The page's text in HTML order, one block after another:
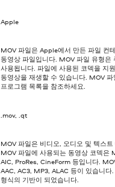
Apple
MOV 파일은 Apple에서 만든 파일 컨
동영상 파일입니다. MOV 파일 유형
사용됩니다. 파일에 사용된 코덱을 지
동영상을 재생할 수 있습니다. MOV
프로그램 목록을 참조하세요.
.mov, .qt
MOV 파일은 비디오, 오디오 및 텍스
MOV 파일에 사용되는 동영상 코덱은
AIC, ProRes, CineForm 등입니다.
AAC, AC3, MP3, ALAC 등이 있습니
형식의 기반이 되었습니다.